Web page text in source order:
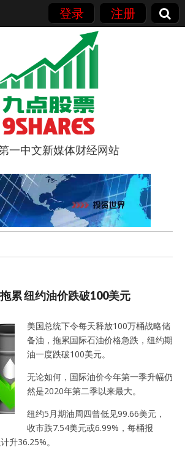
登录 注册
一中文新媒体财经网站
累 纽约油价跌破100美元
美国总统下令每天释放100万桶战略储
备油，拖累国际石油价格急跌，纽约期
油一度跌破100美元。
无论如何，国际油价今年第一季升幅仍
然是2020年第二季以来最大。
纽约5月期油周四曾低见99.66美元，
收市跌7.54美元或6.99%，每桶报
升36.25%。